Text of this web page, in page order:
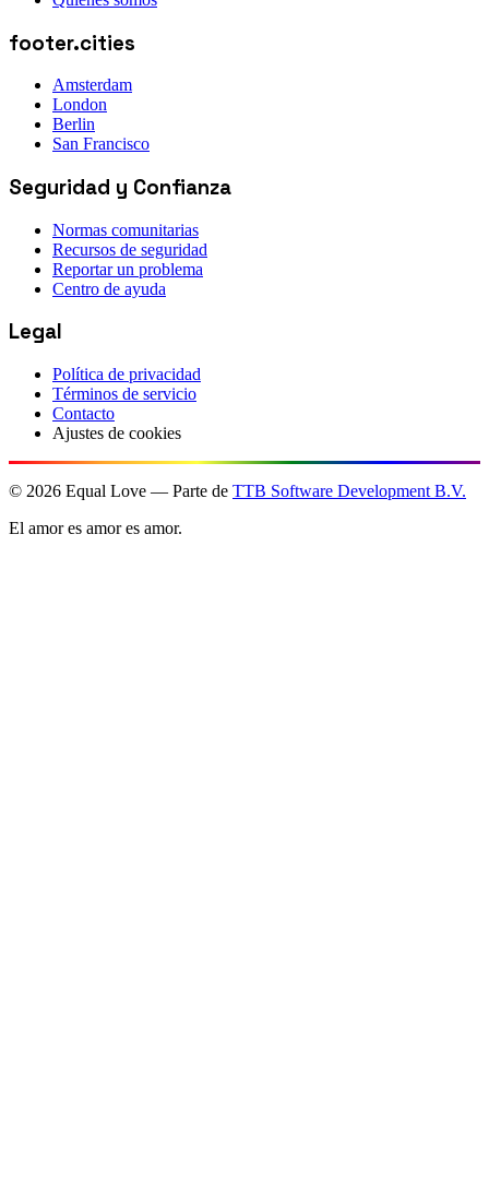
footer.cities
Amsterdam
London
Berlin
San Francisco
Seguridad y Confianza
Normas comunitarias
Recursos de seguridad
Reportar un problema
Centro de ayuda
Legal
Política de privacidad
Términos de servicio
Contacto
Ajustes de cookies
© 2026 Equal Love — Parte de TTB Software Development B.V.
El amor es amor es amor.